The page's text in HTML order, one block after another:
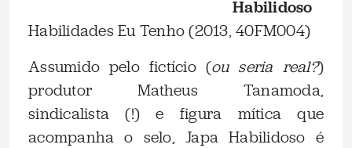
Habilidoso
Habilidades Eu Tenho (2013, 40FM004)
Assumido pelo fictício (ou seria real?)
produtor Matheus Tanamoda,
sindicalista (!) e figura mítica que
acompanha o selo, Japa Habilidoso é